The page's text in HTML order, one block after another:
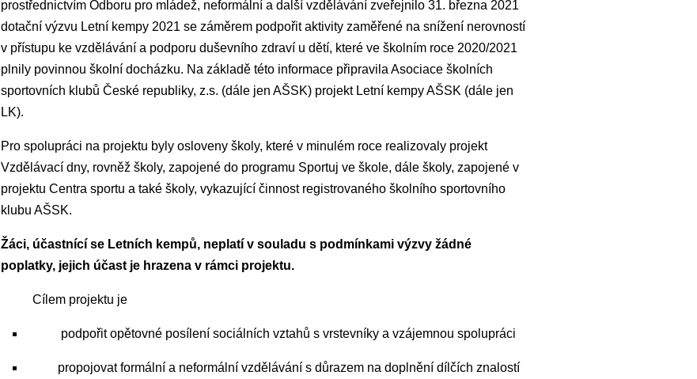
prostřednictvím Odboru pro mládež, neformální a další vzdělávání zveřejnilo 31. března 2021
dotační výzvu Letní kempy 2021 se záměrem podpořit aktivity zaměřené na snížení nerovností
v přístupu ke vzdělávání a podporu duševního zdraví u dětí, které ve školním roce 2020/2021
plnily povinnou školní docházku. Na základě této informace připravila Asociace školních
sportovních klubů České republiky, z.s. (dále jen AŠSK) projekt Letní kempy AŠSK (dále jen
LK).
Pro spolupráci na projektu byly osloveny školy, které v minulém roce realizovaly projekt
Vzdělávací dny, rovněž školy, zapojené do programu Sportuj ve škole, dále školy, zapojené v
projektu Centra sportu a také školy, vykazující činnost registrovaného školního sportovního
klubu AŠSK.
Žáci, účastnící se Letních kempů, neplatí v souladu s podmínkami výzvy žádné
poplatky, jejich účast je hrazena v rámci projektu.
Cílem projektu je
podpořit opětovné posílení sociálních vztahů s vrstevníky a vzájemnou spolupráci
propojovat formální a neformální vzdělávání s důrazem na doplnění dílčích znalostí